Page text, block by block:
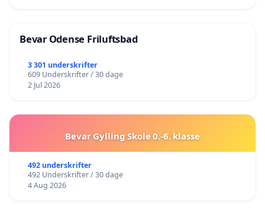
Bevar Odense Friluftsbad
3 301 underskrifter
609 Underskrifter / 30 dage
2 Jul 2026
Bevar Gylling Skole 0.-6. klasse
492 underskrifter
492 Underskrifter / 30 dage
4 Aug 2026